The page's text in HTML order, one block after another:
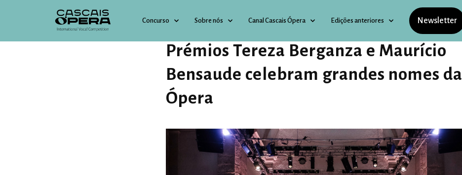
Concurso Sobre nós Canal Cascais Ópera Edições anteriores Newsletter
Prémios Tereza Berganza e Maurício
Bensaude celebram grandes nomes da
Ópera